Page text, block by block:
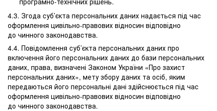
4.3. Згода суб’єкта персональних даних надається під час
оформлення цивільно-правових відносин відповідно
до чинного законодавства.
4.4. Повідомлення суб’єкта персональних даних про
включення його персональних даних до бази персональних
даних, права, визначені Законом України «Про захист
персональних даних», мету збору даних та осіб, яким
передаються його персональні дані здійснюється під час
оформлення цивільно-правових відносин відповідно
до чинного законодавства.